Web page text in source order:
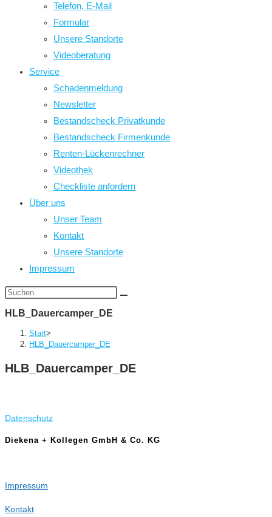
Telefon, E-Mail
Formular
Unsere Standorte
Videoberatung
Service
Schadenmeldung
Newsletter
Bestandscheck Privatkunde
Bestandscheck Firmenkunde
Renten-Lückenrechner
Videothek
Checkliste anfordern
Über uns
Unser Team
Kontakt
Unsere Standorte
Impressum
Diese
HLB_Dauercamper_DE
Start>
HLB_Dauercamper_DE
HLB_Dauercamper_DE
Datenschutz
Diekena + Kollegen GmbH & Co. KG
Impressum
Kontakt